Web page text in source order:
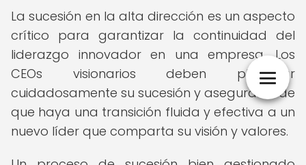
La sucesión en la alta dirección es un aspecto
crítico para garantizar la continuidad del
liderazgo innovador en una empresa. Los
CEOs visionarios deben planificar
cuidadosamente su sucesión y asegurarse de
que haya una transición fluida y efectiva a un
nuevo líder que comparta su visión y valores.